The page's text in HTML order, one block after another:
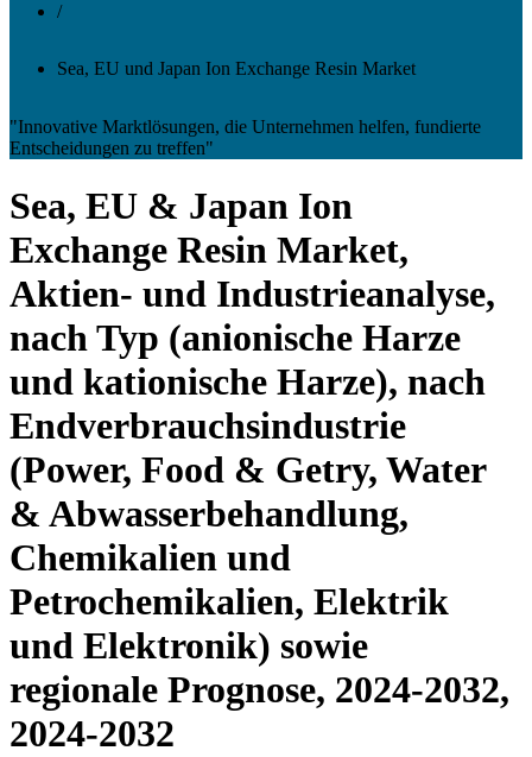
/
Sea, EU und Japan Ion Exchange Resin Market
"Innovative Marktlösungen, die Unternehmen helfen, fundierte
Entscheidungen zu treffen"
Sea, EU & Japan Ion
Exchange Resin Market,
Aktien- und Industrieanalyse,
nach Typ (anionische Harze
und kationische Harze), nach
Endverbrauchsindustrie
(Power, Food & Getry, Water
& Abwasserbehandlung,
Chemikalien und
Petrochemikalien, Elektrik
und Elektronik) sowie
regionale Prognose, 2024-2032,
2024-2032